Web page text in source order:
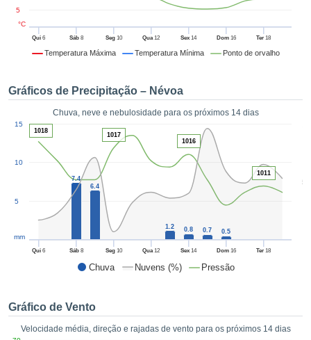
digital
ou
permite-
a nossa
fornecer-
de alta
custo.
todos os
ou
no
como
um perfil
CONTINUAR
CONFIGURAÇÕES
Temperatura Máxima Temperatura Mínima Ponto de orvalho
Qui 6 Sáb8 Seg10 Qua12 Sex 14 Dom16 Ter 18
5
°C
Gráficos de Precipitação – Névoa
Chuva, neve e nebulosidade para os próximos 14 dias
Chuva Nuvens (%) Pressão
50
Qui 6 Sáb8 Seg10 Qua12 Sex 14 Dom16 Ter 18
5
10
15
mm
7.4
6.4
1.2 0.8 0.7 0.5
1018
1017
1016
1011
Gráfico de Vento
Velocidade média, direção e rajadas de vento para os próximos 14 dias